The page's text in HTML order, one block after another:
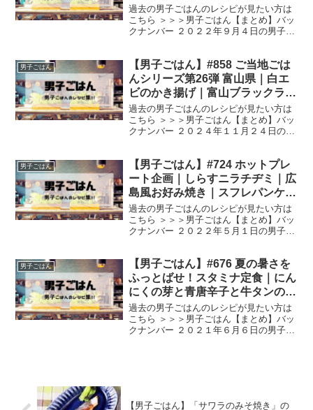
そうめん｜塩五目焼きそうめん
過去の男子ごはんのレシピが見たい方は
こちら ＞＞＞男子ごはん【まとめ】バッ
クナンバー ２０２２年９月４日の男子ご
焼きそうめん カリカリじゃこのエビしょ
うゆ和えそう...
男子ごはん
【男子ごはん】#858 ご当地ごは
んシリーズ第26弾 富山県｜白エ
ビのかき揚げ｜富山ブラックラー
メン
過去の男子ごはんのレシピが見たい方は
こちら ＞＞＞男子ごはん【まとめ】バッ
クナンバー ２０２４年１１月２４日の男
典：） 材料 白エビ（１００g）、天ぷら
粉（大さじ２...
男子ごはん
【男子ごはん】#724 ホットプレ
ート企画｜しらすニラチヂミ｜広
島風お好み焼き｜スフレパンケー
キ
過去の男子ごはんのレシピが見たい方は
こちら ＞＞＞男子ごはん【まとめ】バッ
クナンバー ２０２２年５月１日の男子ご
（出典：） 材料 ニラ（１束）、にんじん
（５㎝...
男子ごはん
【男子ごはん】#676 夏の暑さを
ふっとばせ！スタミナ定食｜にん
にくの芽と青唐辛子と牛タンのみ
そ炒め｜大和芋のすまし汁｜モロ
ッコインゲンのしょうが炒め和え
｜ナスの辛子煮
過去の男子ごはんのレシピが見たい方は
こちら ＞＞＞男子ごはん【まとめ】バッ
クナンバー ２０２１年６月６日の男子ご
【男子ごはん】「サワラのみそ焼き」の